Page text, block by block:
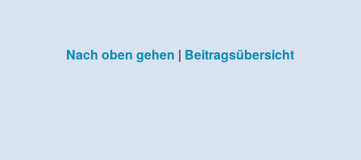
Nach oben gehen | Beitragsübersicht